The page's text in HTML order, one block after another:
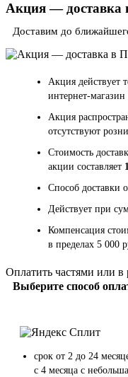
Акция — доставка
Доставим до
Акция действует
интернет-
Акция
отсутствуют
Стоимость
акции составляет
Способ доставки
Действует при
Компенсация
в пределах 5 000
Оплатить частями или в
Выберите способ
срок от 2 до 24
с 4 месяца с